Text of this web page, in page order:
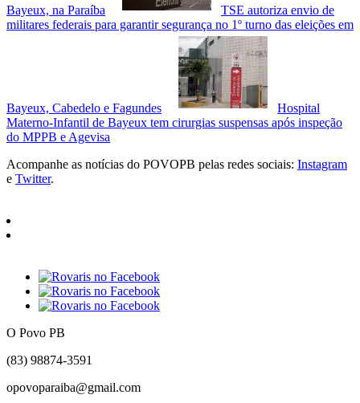
Bayeux, na Paraíba
TSE autoriza envio de
militares federais para garantir segurança no 1º turno das eleições em
Bayeux, Cabedelo e Fagundes
Hospital
Materno-Infantil de Bayeux tem cirurgias suspensas após inspeção
do MPPB e Agevisa
Acompanhe as notícias do POVOPB pelas redes sociais: Instagram
e Twitter.
O Povo PB
(83) 98874-3591
opovoparaiba@gmail.com